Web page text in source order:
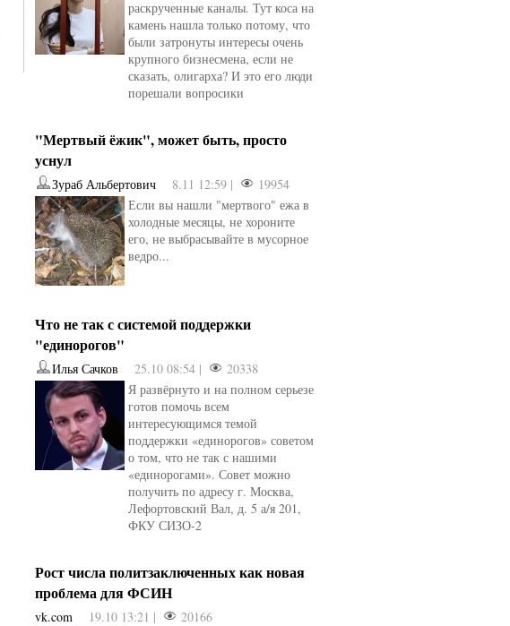
раскрученные каналы. Тут коса на
камень нашла только потому, что
были затронуты интересы очень
крупного бизнесмена, если не
сказать, олигарха? И это его люди
порешали вопросики
"Мертвый ёжик", может быть, просто
уснул
Зураб Альбертович 8.11 12:59 |
19954
Если вы нашли "мертвого" ежа в
холодные месяцы, не хороните
его, не выбрасывайте в мусорное
ведро...
Что не так с системой поддержки
"единорогов"
Илья Сачков 25.10 08:54 |
20338
Я развёрнуто и на полном серьезе
готов помочь всем
интересующимся темой
поддержки «единорогов» советом
о том, что не так с нашими
«единорогами». Совет можно
получить по адресу г. Москва,
Лефортовский Вал, д. 5 а/я 201,
ФКУ СИЗО-2
Рост числа политзаключенных как новая
проблема для ФСИН
vk.com 19.10 13:21 |
20166